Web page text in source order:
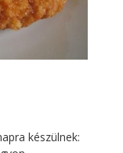
készülnek: